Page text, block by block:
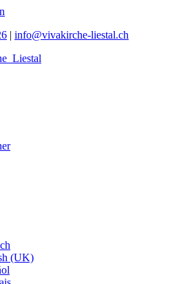
| info@vivakirche-liestal.ch
(UK)